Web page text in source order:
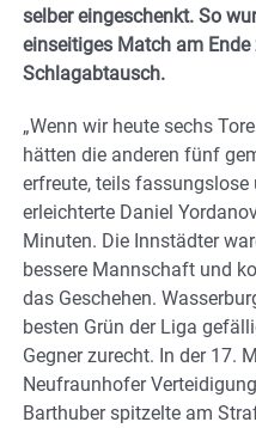
selber eingeschenkt. So
einseitiges Match am
Schlagabtausch.
„Wenn wir heute sechs
hätten die anderen fünf
erfreute, teils fassungslose
erleichterte Daniel
Minuten. Die Innstädter
bessere Mannschaft und
das Geschehen.
besten Grün der Liga
Gegner zurecht. In der 17.
Neufraunhofer
Barthuber spitzelte am